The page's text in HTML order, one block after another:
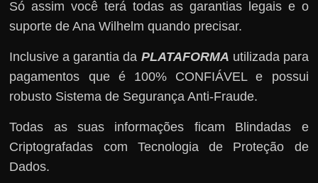
Só assim você terá todas as garantias legais e o
suporte de Ana Wilhelm quando precisar.
Inclusive a garantia da PLATAFORMA utilizada para
pagamentos que é 100% CONFIÁVEL e possui
robusto Sistema de Segurança Anti-Fraude.
Todas as suas informações ficam Blindadas e
Criptografadas com Tecnologia de Proteção de
Dados.